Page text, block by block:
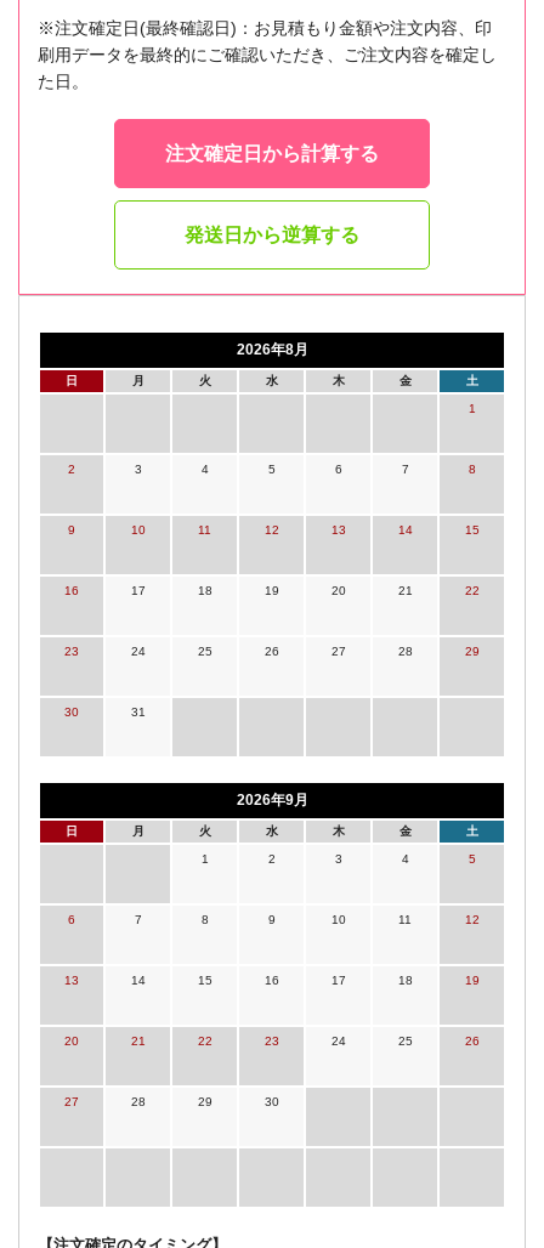
※注文確定日(最終確認日)：お見積もり金額や注文内容、印
刷用データを最終的にご確認いただき、ご注文内容を確定し
た日。
注文確定日から計算する
発送日から逆算する
2026年8月
日 月 火 水 木 金 土
1
2 3 4 5 6 7 8
9 10 11 12 13 14 15
16 17 18 19 20 21 22
23 24 25 26 27 28 29
30 31
2026年9月
日 月 火 水 木 金 土
1 2 3 4 5
6 7 8 9 10 11 12
13 14 15 16 17 18 19
20 21 22 23 24 25 26
27 28 29 30